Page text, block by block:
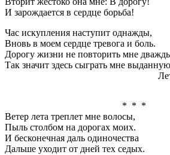
И зарождается в сердце борьба!
Час искупления наступит однажды,
Вновь в моем сердце тревога и боль.
Дорогу жизни не повторить мне
Так значит здесь сыграть мне
* * *
Ветер лета треплет мне волосы,
Пыль столбом на дорогах моих.
И бесконечная даль одиночества
Дальше уходит от дней тех седых.